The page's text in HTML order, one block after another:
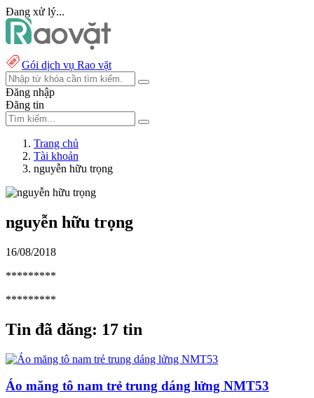
Đang xử lý...
Gói dịch vụ Rao vặt
Đăng nhập
Đăng tin
Trang chủ
Tài khoản
nguyễn hữu trọng
nguyễn hữu trọng
16/08/2018
*********
*********
Tin đã đăng: 17 tin
Áo măng tô nam trẻ trung dáng lửng NMT53